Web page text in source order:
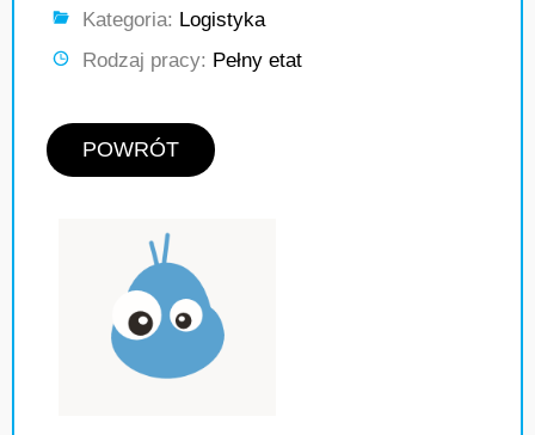
Kategoria: Logistyka
Rodzaj pracy: Pełny etat
POWRÓT